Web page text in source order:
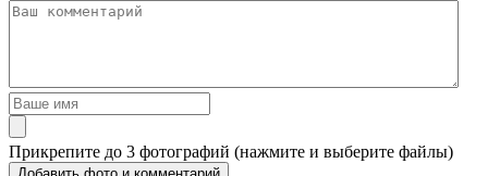
Прикрепите до 3 фотографий (нажмите и выберите файлы)